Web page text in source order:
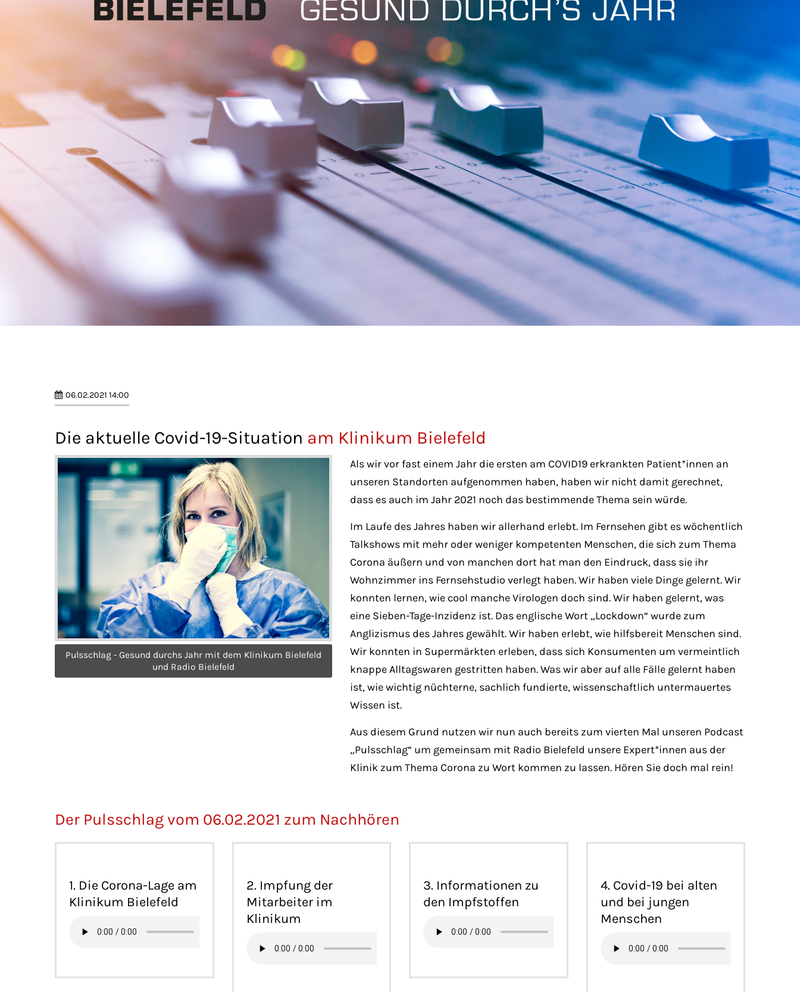
Mon - Fri 8:00am - 5:00pm
(GMT +1)
06.02.2021 14:00
Die aktuelle Covid-19-Situation am Klinikum Bielefeld
Pulsschlag - Gesund durchs Jahr mit dem Klinikum Bielefeld
und Radio Bielefeld
Als wir vor fast einem Jahr die ersten am COVID19 erkrankten Patient*innen an
unseren Standorten aufgenommen haben, haben wir nicht damit gerechnet,
dass es auch im Jahr 2021 noch das bestimmende Thema sein würde.
Im Laufe des Jahres haben wir allerhand erlebt. Im Fernsehen gibt es wöchentlich
Talkshows mit mehr oder weniger kompetenten Menschen, die sich zum Thema
Corona äußern und von manchen dort hat man den Eindruck, dass sie ihr
Wohnzimmer ins Fernsehstudio verlegt haben. Wir haben viele Dinge gelernt. Wir
konnten lernen, wie cool manche Virologen doch sind. Wir haben gelernt, was
eine Sieben-Tage-Inzidenz ist. Das englische Wort „Lockdown“ wurde zum
Anglizismus des Jahres gewählt. Wir haben erlebt, wie hilfsbereit Menschen sind.
Wir konnten in Supermärkten erleben, dass sich Konsumenten um vermeintlich
knappe Alltagswaren gestritten haben. Was wir aber auf alle Fälle gelernt haben
ist, wie wichtig nüchterne, sachlich fundierte, wissenschaftlich untermauertes
Wissen ist.
Aus diesem Grund nutzen wir nun auch bereits zum vierten Mal unseren Podcast
„Pulsschlag“ um gemeinsam mit Radio Bielefeld unsere Expert*innen aus der
Klinik zum Thema Corona zu Wort kommen zu lassen. Hören Sie doch mal rein!
Der Pulsschlag vom 06.02.2021 zum Nachhören
1. Die Corona-Lage am
Klinikum Bielefeld
2. Impfung der
Mitarbeiter im
Klinikum
3. Informationen zu
den Impfstoffen
4. Covid-19 bei alten
und bei jungen
Menschen